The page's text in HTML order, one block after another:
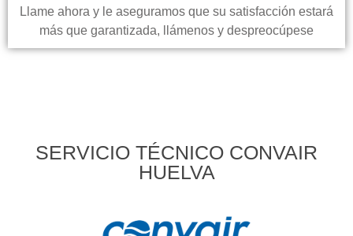
Llame ahora y le aseguramos que su satisfacción estará
más que garantizada, llámenos y despreocúpese
SERVICIO TÉCNICO CONVAIR
HUELVA